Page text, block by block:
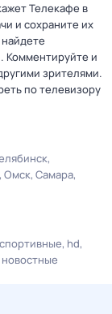
Телекафе в
и сохраните их
Комментируйте и
зрителями.
по телевизору
Омск Самара
спортивные hd
новостные